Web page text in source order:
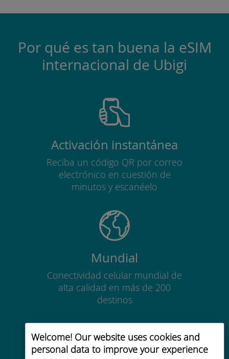
Welcome! Our website uses cookies and
personal data to improve your experience
Por qué es tan buena la eSIM
internacional de Ubigi
Activación instantánea
Reciba un código QR por correo
electrónico en cuestión de
minutos y escanéelo
Mundial
Conectividad celular mundial de
alta calidad en más de 200
destinos